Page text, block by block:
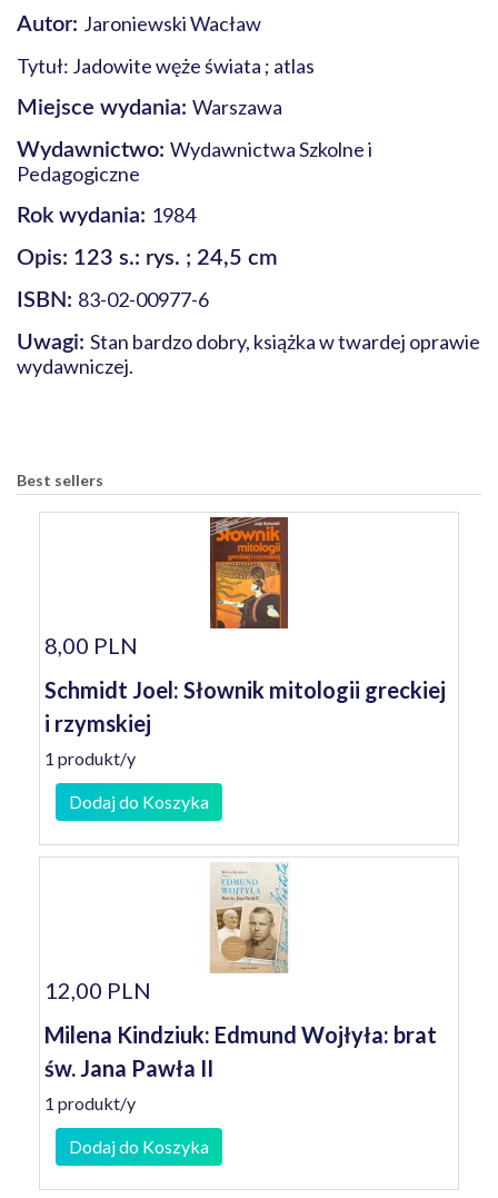
Autor: Jaroniewski Wacław
Tytuł: Jadowite węże świata ; atlas
Miejsce wydania: Warszawa
Wydawnictwo: Wydawnictwa Szkolne i
Pedagogiczne
Rok wydania: 1984
Opis: 123 s.: rys. ; 24,5 cm
ISBN: 83-02-00977-6
Uwagi: Stan bardzo dobry, książka w twardej oprawie
wydawniczej.
Best sellers
8,00 PLN
Schmidt Joel: Słownik mitologii greckiej
i rzymskiej
1 produkt/y
Dodaj do Koszyka
12,00 PLN
Milena Kindziuk: Edmund Wojłyła: brat
św. Jana Pawła II
1 produkt/y
Dodaj do Koszyka